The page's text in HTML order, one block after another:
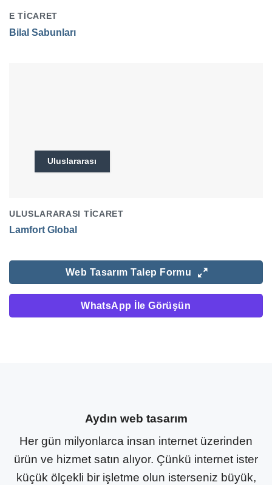
E TICARET
Bilal Sabunları
Uluslararası
ULUSLARARASI TICARET
Lamfort Global
Web Tasarım Talep Formu
WhatsApp İle Görüşün
Aydın web tasarım
Her gün milyonlarca insan internet üzerinden
ürün ve hizmet satın alıyor. Çünkü internet ister
küçük ölçekli bir işletme olun isterseniz büyük,